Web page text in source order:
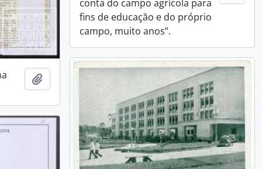
Adicionar a área de transferência
conta do campo agrícola para
fins de educação e do próprio
campo, muito anos”.